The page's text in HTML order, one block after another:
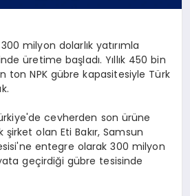
milyon dolarlık yatırımla
üretime başladı. Yıllık 450 bin
ton NPK gübre kapasitesiyle Türk
cevherden son ürüne
olan Eti Bakır, Samsun
entegre olarak 300 milyon
geçirdiği gübre tesisinde